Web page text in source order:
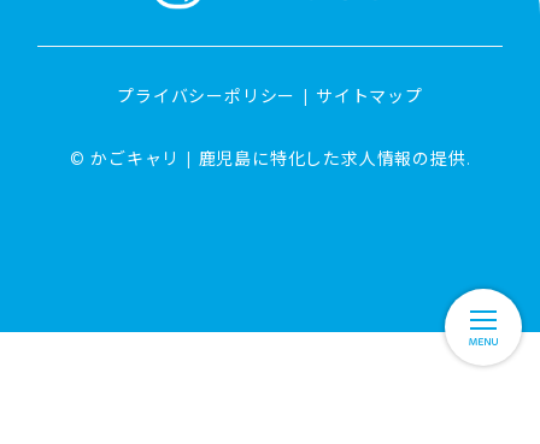
プライバシーポリシー サイトマップ
© かごキャリ | 鹿児島に特化した求人情報の提供.